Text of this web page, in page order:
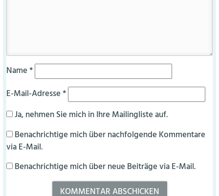
Name*
E-Mail-Adresse*
Ja, nehmen Sie mich in Ihre Mailingliste auf.
Benachrichtige mich über nachfolgende Kommentare
via E-Mail.
Benachrichtige mich über neue Beiträge via E-Mail.